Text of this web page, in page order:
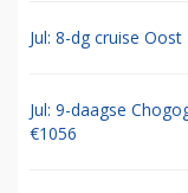
Jul: 8-dg cruise
Jul: 9-daagse
€1056